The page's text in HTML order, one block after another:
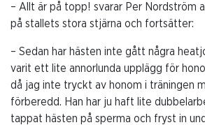
– Allt är på topp! svarar Per Nordström
på stallets stora stjärna och fortsätter:
– Sedan har hästen inte gått några
varit ett lite annorlunda upplägg för
då jag inte tryckt av honom i träningen
förberedd. Han har ju haft lite
tappat hästen på sperma och fryst in